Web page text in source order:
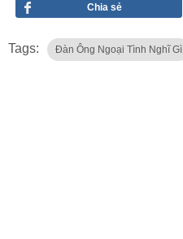
Chia sẻ
Tags: Đàn Ông Ngoại Tình Nghĩ Gì